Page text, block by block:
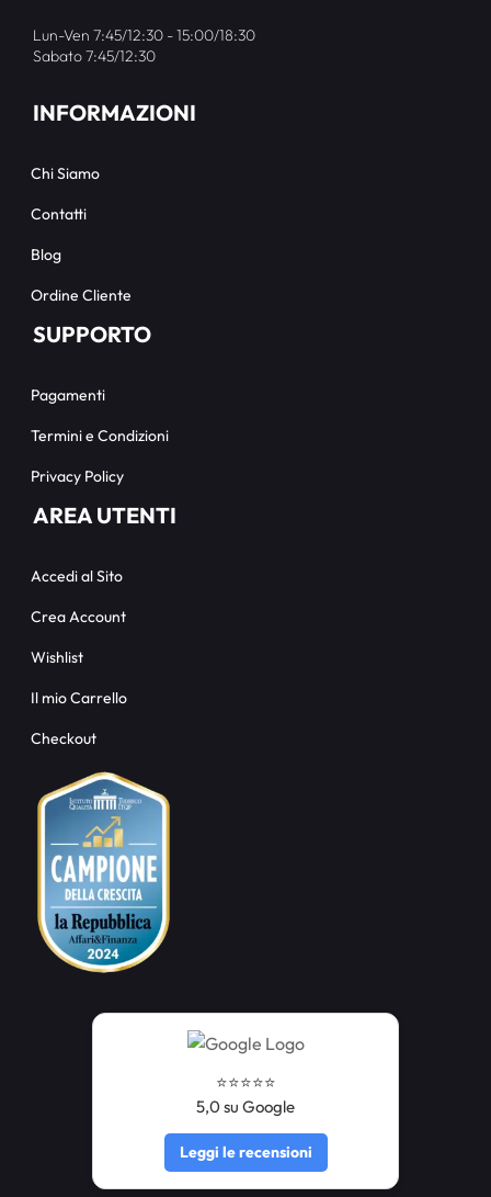
Lun-Ven 7:45/12:30 - 15:00/18:30
Sabato 7:45/12:30
INFORMAZIONI
Chi Siamo
Contatti
Blog
Ordine Cliente
SUPPORTO
Pagamenti
Termini e Condizioni
Privacy Policy
AREA UTENTI
Accedi al Sito
Crea Account
Wishlist
Il mio Carrello
Checkout
⭐️⭐️⭐️⭐️⭐️
5,0 su Google
Leggi le recensioni